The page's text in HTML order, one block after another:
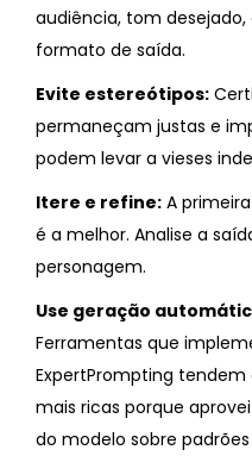
audiência, tom
formato de saída.
Evite estereótipos:
permaneçam justas e
podem levar a vieses
Itere e refine: A
é a melhor. Analise a
personagem.
Use geração
Ferramentas que
ExpertPrompting tendem
mais ricas porque
do modelo sobre